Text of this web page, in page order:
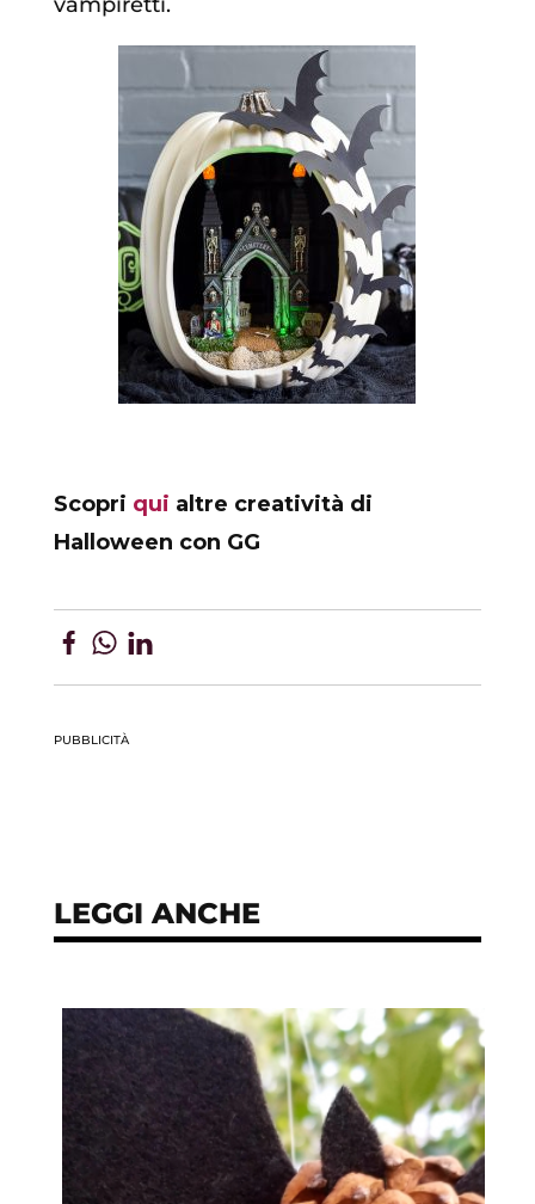
Scopri qui altre creatività di
Halloween con GG
PUBBLICITÀ
LEGGI ANCHE